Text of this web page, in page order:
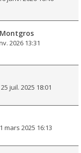
2026 13:31
25 juil. 2025 18:01
mars 2025 16:13